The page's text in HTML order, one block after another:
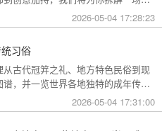
究竟该如何打造。2026-05-04 17:28:23
习俗
古代冠笄之礼、地方特色民俗到现
，并一览世界各地独特的成年传
2026-05-04 17:31:00